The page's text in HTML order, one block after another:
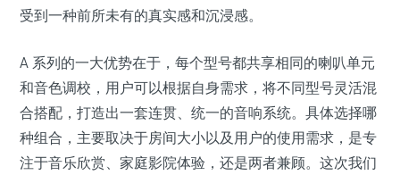
受到一种前所未有的真实感和沉浸感。
A 系列的一大优势在于，每个型号都共享相同的喇叭单元
和音色调校，用户可以根据自身需求，将不同型号灵活混
合搭配，打造出一套连贯、统一的音响系统。具体选择哪
种组合，主要取决于房间大小以及用户的使用需求，是专
注于音乐欣赏、家庭影院体验，还是两者兼顾。这次我们